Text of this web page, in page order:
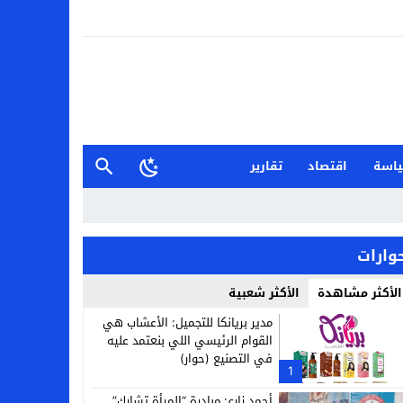
اقتصاد
تقارير
الأكثر مشاهدة الأكثر شعبية
1
مدير بريانكا للتجميل: الأعشاب هي
القوام الرئيسي اللي بنعتمد عليه
في التصنيع (حوار)